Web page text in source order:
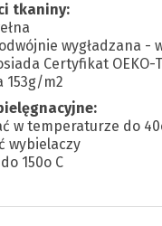
tkaniny:
wygładzana -
Certyfikat OEKO-
153g/m2
w temperaturze do
wybielaczy
150o C